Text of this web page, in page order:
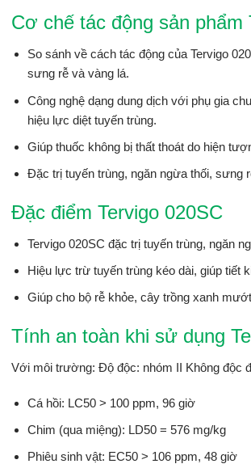
Cơ chế tác động sản phẩm
So sánh về cách tác động của Tervigo
sưng rễ và vàng lá.
Công nghệ dạng dung dịch với phụ gia
hiệu lực diệt tuyến trùng.
Giúp thuốc không bị thất thoát do hiện
Đặc trị tuyến trùng, ngăn ngừa thối, sưng
Đặc điểm Tervigo 020SC
Tervigo 020SC đặc trị tuyến trùng, ngăn
Hiệu lực trừ tuyến trùng kéo dài, giúp tiết
Giúp cho bộ rễ khỏe, cây trồng xanh
Tính an toàn khi sử dụng
Với môi trường: Độ độc: nhóm II Không độc
Cá hồi: LC50 > 100 ppm, 96 giờ
Chim (qua miệng): LD50 = 576 mg/kg
Phiêu sinh vật: EC50 > 106 ppm, 48 giờ